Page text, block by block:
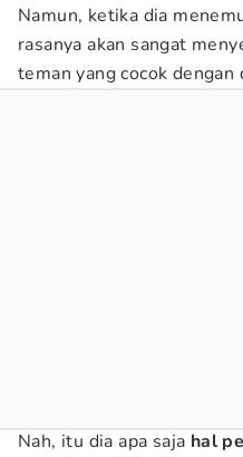
Namun, ketika dia
rasanya akan sangat
teman yang cocok dengan
Nah, itu dia apa saja hal